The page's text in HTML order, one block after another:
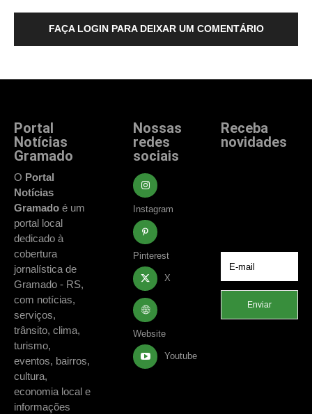
FAÇA LOGIN PARA DEIXAR UM COMENTÁRIO
Portal
Notícias
Gramado
O Portal
Notícias
Gramado é um
portal local
dedicado à
cobertura
jornalística de
Gramado - RS,
com notícias,
serviços,
trânsito, clima,
turismo,
eventos, bairros,
cultura,
economia local e
informações
Nossas
redes
sociais
Instagram
Pinterest
X
Website
Youtube
Receba
novidades
Enviar